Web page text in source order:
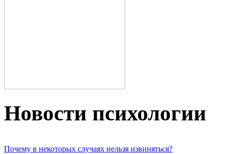
Новости пcихологии
Почему в некоторых случаях нельзя извиняться?